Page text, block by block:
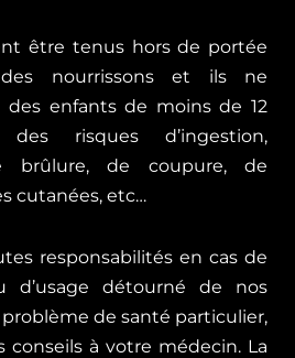
être tenus hors de portée
nourrissons et ils ne
enfants de moins de 12
risques d’ingestion,
brûlure, de coupure, de
cutanées, etc…
responsabilités en cas de
d’usage détourné de nos
de santé particulier,
conseils à votre médecin. La